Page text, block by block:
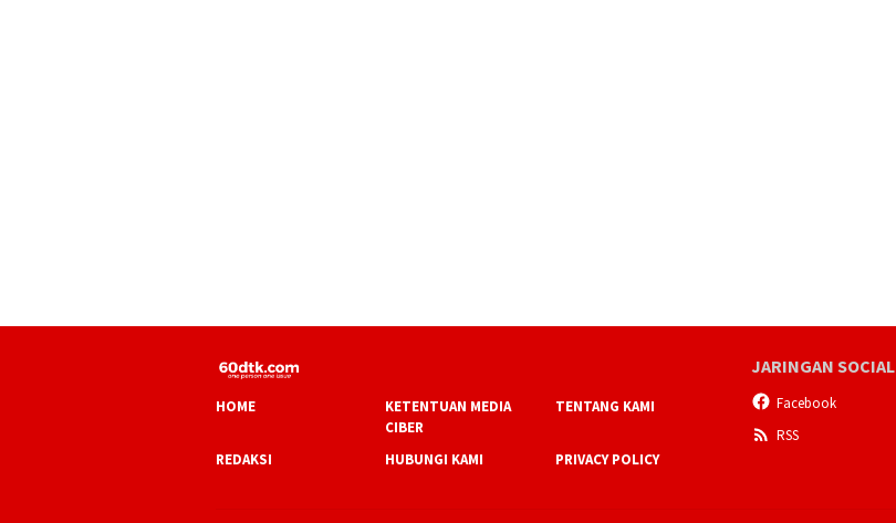
HOME
KETENTUAN MEDIA
CIBER
TENTANG KAMI
REDAKSI HUBUNGI KAMI PRIVACY POLICY
JARINGAN SOCIAL
Facebook
RSS